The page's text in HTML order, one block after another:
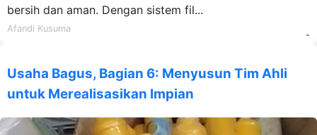
bersih dan aman. Dengan sistem fil...
Afandi Kusuma
-
Usaha Bagus, Bagian 6: Menyusun Tim Ahli
untuk Merealisasikan Impian